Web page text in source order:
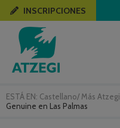
ESTÁ EN: Castellano/ Más Atzegi
Genuine en Las Palmas
INSCRIPCIONES